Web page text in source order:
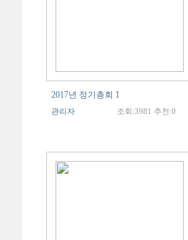
2017년 정기총회 1
관리자 조회:3981 추천:0